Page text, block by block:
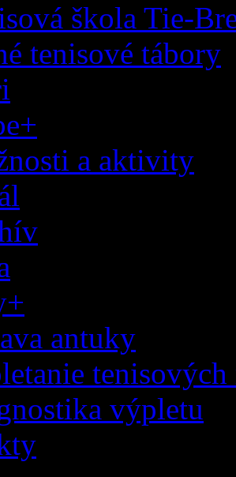
škola Tie-
tenisové tábory
a aktivity
antuky
tenisových
výpletu